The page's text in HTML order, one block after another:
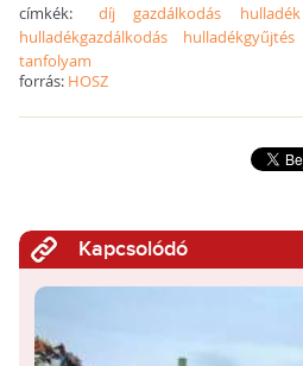
címkék: díj gazdálkodás hulladék
hulladékgazdálkodás
hulladékgyűjtés
tanfolyam
forrás: HOSZ
Kapcsolódó